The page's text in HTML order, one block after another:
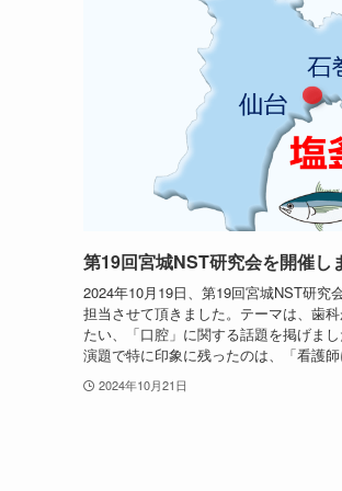
第19回宮城NST研究会を開催し
2024年10月19日、第19回宮城NST研究
担当させて頂きました。テーマは、歯
たい、「口腔」に関する話題を掲げま
演題で特に印象に残ったのは、「看護
2024年10月21日